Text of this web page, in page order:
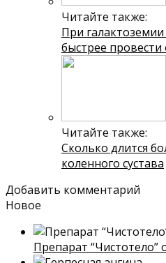
Читайте также:
При
быстрее провести
Читайте также:
Сколько длится
коленного сустава
Добавить комментарий
Новое
Препарат “Чистотело”